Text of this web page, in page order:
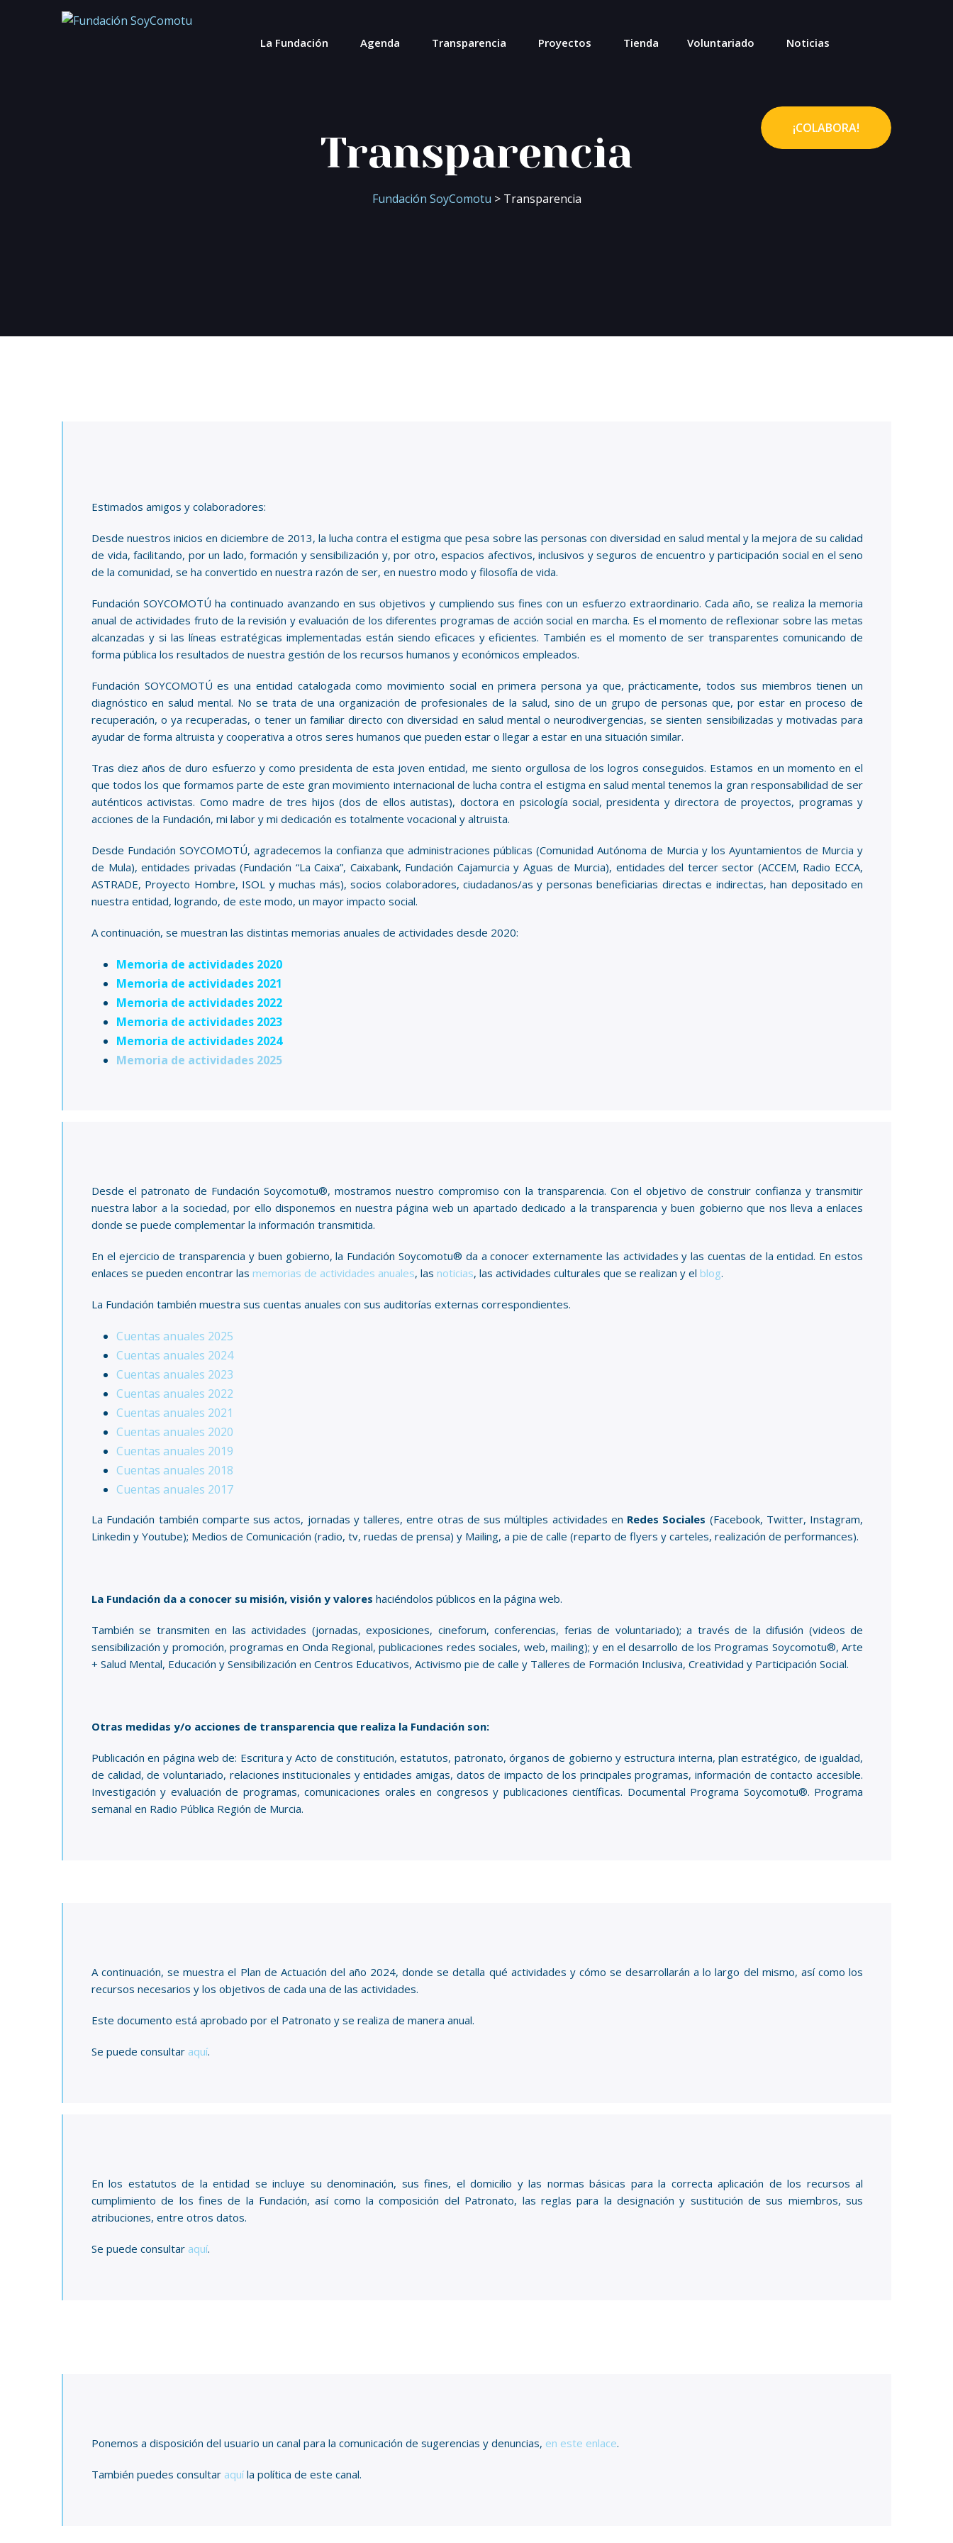
La Fundación Agenda Transparencia Proyectos Tienda Voluntariado Noticias
¡COLABORA!
Transparencia
Fundación SoyComotu > Transparencia
Estimados amigos y colaboradores:
Desde nuestros inicios en diciembre de 2013, la lucha contra el estigma que pesa sobre las personas con diversidad en salud mental y la mejora de su calidad
de vida, facilitando, por un lado, formación y sensibilización y, por otro, espacios afectivos, inclusivos y seguros de encuentro y participación social en el seno
de la comunidad, se ha convertido en nuestra razón de ser, en nuestro modo y filosofía de vida.
Fundación SOYCOMOTÚ ha continuado avanzando en sus objetivos y cumpliendo sus fines con un esfuerzo extraordinario. Cada año, se realiza la memoria
anual de actividades fruto de la revisión y evaluación de los diferentes programas de acción social en marcha. Es el momento de reflexionar sobre las metas
alcanzadas y si las líneas estratégicas implementadas están siendo eficaces y eficientes. También es el momento de ser transparentes comunicando de
forma pública los resultados de nuestra gestión de los recursos humanos y económicos empleados.
Fundación SOYCOMOTÚ es una entidad catalogada como movimiento social en primera persona ya que, prácticamente, todos sus miembros tienen un
diagnóstico en salud mental. No se trata de una organización de profesionales de la salud, sino de un grupo de personas que, por estar en proceso de
recuperación, o ya recuperadas, o tener un familiar directo con diversidad en salud mental o neurodivergencias, se sienten sensibilizadas y motivadas para
ayudar de forma altruista y cooperativa a otros seres humanos que pueden estar o llegar a estar en una situación similar.
Tras diez años de duro esfuerzo y como presidenta de esta joven entidad, me siento orgullosa de los logros conseguidos. Estamos en un momento en el
que todos los que formamos parte de este gran movimiento internacional de lucha contra el estigma en salud mental tenemos la gran responsabilidad de ser
auténticos activistas. Como madre de tres hijos (dos de ellos autistas), doctora en psicología social, presidenta y directora de proyectos, programas y
acciones de la Fundación, mi labor y mi dedicación es totalmente vocacional y altruista.
Desde Fundación SOYCOMOTÚ, agradecemos la confianza que administraciones públicas (Comunidad Autónoma de Murcia y los Ayuntamientos de Murcia y
de Mula), entidades privadas (Fundación “La Caixa”, Caixabank, Fundación Cajamurcia y Aguas de Murcia), entidades del tercer sector (ACCEM, Radio ECCA,
ASTRADE, Proyecto Hombre, ISOL y muchas más), socios colaboradores, ciudadanos/as y personas beneficiarias directas e indirectas, han depositado en
nuestra entidad, logrando, de este modo, un mayor impacto social.
A continuación, se muestran las distintas memorias anuales de actividades desde 2020:
Memoria de actividades 2020
Memoria de actividades 2021
Memoria de actividades 2022
Memoria de actividades 2023
Memoria de actividades 2024
Memoria de actividades 2025
Desde el patronato de Fundación Soycomotu®, mostramos nuestro compromiso con la transparencia. Con el objetivo de construir confianza y transmitir
nuestra labor a la sociedad, por ello disponemos en nuestra página web un apartado dedicado a la transparencia y buen gobierno que nos lleva a enlaces
donde se puede complementar la información transmitida.
En el ejercicio de transparencia y buen gobierno, la Fundación Soycomotu® da a conocer externamente las actividades y las cuentas de la entidad. En estos
enlaces se pueden encontrar las memorias de actividades anuales, las noticias, las actividades culturales que se realizan y el blog.
La Fundación también muestra sus cuentas anuales con sus auditorías externas correspondientes.
Cuentas anuales 2025
Cuentas anuales 2024
Cuentas anuales 2023
Cuentas anuales 2022
Cuentas anuales 2021
Cuentas anuales 2020
Cuentas anuales 2019
Cuentas anuales 2018
Cuentas anuales 2017
La Fundación también comparte sus actos, jornadas y talleres, entre otras de sus múltiples actividades en Redes Sociales (Facebook, Twitter, Instagram,
Linkedin y Youtube); Medios de Comunicación (radio, tv, ruedas de prensa) y Mailing, a pie de calle (reparto de flyers y carteles, realización de performances).
La Fundación da a conocer su misión, visión y valores haciéndolos públicos en la página web.
También se transmiten en las actividades (jornadas, exposiciones, cineforum, conferencias, ferias de voluntariado); a través de la difusión (videos de
sensibilización y promoción, programas en Onda Regional, publicaciones redes sociales, web, mailing); y en el desarrollo de los Programas Soycomotu®, Arte
+ Salud Mental, Educación y Sensibilización en Centros Educativos, Activismo pie de calle y Talleres de Formación Inclusiva, Creatividad y Participación Social.
Otras medidas y/o acciones de transparencia que realiza la Fundación son:
Publicación en página web de: Escritura y Acto de constitución, estatutos, patronato, órganos de gobierno y estructura interna, plan estratégico, de igualdad,
de calidad, de voluntariado, relaciones institucionales y entidades amigas, datos de impacto de los principales programas, información de contacto accesible.
Investigación y evaluación de programas, comunicaciones orales en congresos y publicaciones científicas. Documental Programa Soycomotu®. Programa
semanal en Radio Pública Región de Murcia.
A continuación, se muestra el Plan de Actuación del año 2024, donde se detalla qué actividades y cómo se desarrollarán a lo largo del mismo, así como los
recursos necesarios y los objetivos de cada una de las actividades.
Este documento está aprobado por el Patronato y se realiza de manera anual.
Se puede consultar aquí.
En los estatutos de la entidad se incluye su denominación, sus fines, el domicilio y las normas básicas para la correcta aplicación de los recursos al
cumplimiento de los fines de la Fundación, así como la composición del Patronato, las reglas para la designación y sustitución de sus miembros, sus
atribuciones, entre otros datos.
Se puede consultar aquí.
Ponemos a disposición del usuario un canal para la comunicación de sugerencias y denuncias, en este enlace.
También puedes consultar aquíla política de este canal.